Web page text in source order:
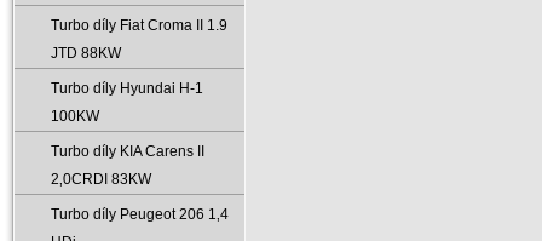
Turbo díly Fiat Croma II 1.9
JTD 88KW
Turbo díly Hyundai H-1
100KW
Turbo díly KIA Carens II
2‚0CRDI 83KW
Turbo díly Peugeot 206 1‚4